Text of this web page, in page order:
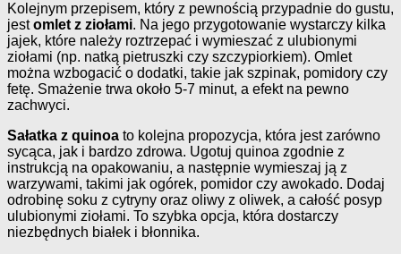
Kolejnym przepisem, który z pewnością przypadnie do gustu,
jestomlet z ziołami. Na jego przygotowanie wystarczy kilka
jajek, które należy roztrzepać i wymieszać z ulubionymi
ziołami (np. natką pietruszki czy szczypiorkiem). Omlet
można wzbogacić o dodatki, takie jak szpinak, pomidory czy
fetę. Smażenie trwa około 5-7 minut, a efekt na pewno
zachwyci.
Sałatka z quinoa to kolejna propozycja, która jest zarówno
sycąca, jak i bardzo zdrowa. Ugotuj quinoa zgodnie z
instrukcją na opakowaniu, a następnie wymieszaj ją z
warzywami, takimi jak ogórek, pomidor czy awokado. Dodaj
odrobinę soku z cytryny oraz oliwy z oliwek, a całość posyp
ulubionymi ziołami. To szybka opcja, która dostarczy
niezbędnych białek i błonnika.